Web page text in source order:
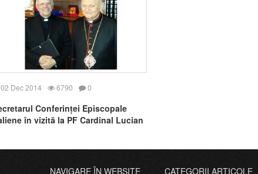
02 Dec 2014 6790 0
Conferinței Episcopale
în vizită la PF Cardinal Lucian
NAVIGARE ÎN WEBSITE CATEGORII ARTICOLE